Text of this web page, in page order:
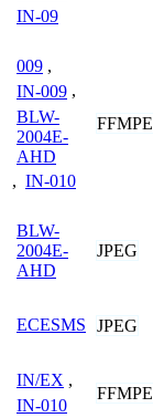
IN-09
009 ,
IN-009 ,
BLW-
2004E-
AHD
, IN-010
BLW-
2004E-
AHD
JPEG
ECESMS JPEG
IN/EX ,
IN-010